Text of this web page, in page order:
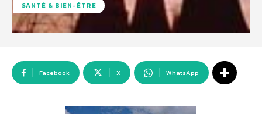
SANTÉ & BIEN-ÊTRE
Facebook X WhatsApp